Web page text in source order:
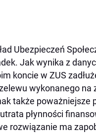
Ubezpieczeń
Jak wynika z
koncie w ZUS
wykonanego na
także poważniejsze
płynności
rozwiązanie ma